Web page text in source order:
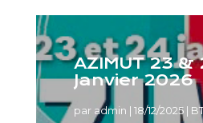
AZIMUT 23 &
Janvier 2026
par admin | 18/12/2025|